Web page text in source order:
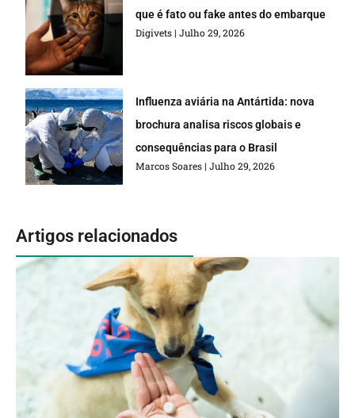
que é fato ou fake antes do embarque
Digivets Julho 29, 2026
Influenza aviária na Antártida: nova
brochura analisa riscos globais e
consequências para o Brasil
Marcos Soares Julho 29, 2026
Artigos relacionados